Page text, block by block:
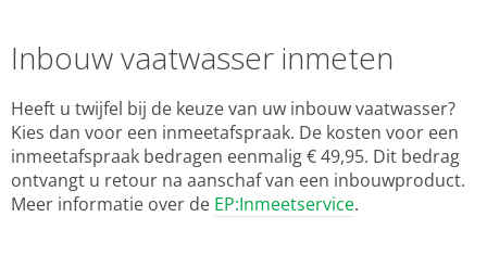
Inbouw vaatwasser inmeten
Heeft u twijfel bij de keuze van uw inbouw vaatwasser?
Kies dan voor een inmeetafspraak. De kosten voor een
inmeetafspraak bedragen eenmalig € 49,95. Dit bedrag
ontvangt u retour na aanschaf van een inbouwproduct.
Meer informatie over de EP:Inmeetservice.